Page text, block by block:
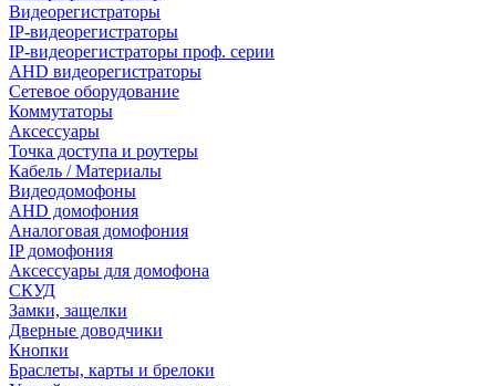
Видеорегистраторы
IP-видеорегистраторы
IP-видеорегистраторы проф. серии
AHD видеорегистраторы
Сетевое оборудование
Коммутаторы
Аксессуары
Точка доступа и роутеры
Кабель / Материалы
Видеодомофоны
AHD домофония
Аналоговая домофония
IP домофония
Аксессуары для домофона
СКУД
Замки, защелки
Дверные доводчики
Кнопки
Браслеты, карты и брелоки